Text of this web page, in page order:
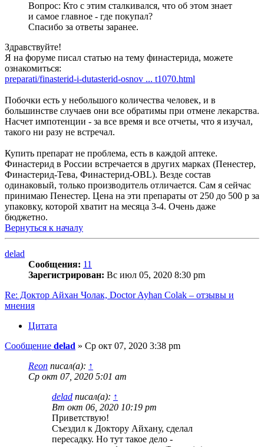
Вопрос: Кто с этим сталкивался, что об этом знает
и самое главное - где покупал?
Спасибо за ответы заранее.
Здравствуйте!
Я на форуме писал статью на тему финастерида, можете
ознакомиться:
preparati/finasterid-i-dutasterid-osnov ... t1070.html
Побочки есть у небольшого количества человек, и в
большинстве случаев они все обратимы при отмене лекарства.
Насчет импотенции - за все время и все отчеты, что я изучал,
такого ни разу не встречал.
Купить препарат не проблема, есть в каждой аптеке.
Финастерид в России встречается в других марках (Пенестер,
Финастерид-Тева, Финастерид-OBL). Везде состав
одинаковый, только производитель отличается. Сам я сейчас
принимаю Пенестер. Цена на эти препараты от 250 до 500 р за
упаковку, которой хватит на месяца 3-4. Очень даже
бюджетно.
Вернуться к началу
delad
Сообщения: 11
Зарегистрирован: Вс июл 05, 2020 8:30 pm
Re: Доктор Айхан Чолак, Doctor Ayhan Colak – отзывы и
мнения
Цитата
Сообщение delad » Ср окт 07, 2020 3:38 pm
Reon писал(а): ↑
Ср окт 07, 2020 5:01 am
delad писал(а): ↑
Вт окт 06, 2020 10:19 pm
Приветствую!
Съездил к Доктору Айхану, сделал
пересадку. Но тут такое дело -